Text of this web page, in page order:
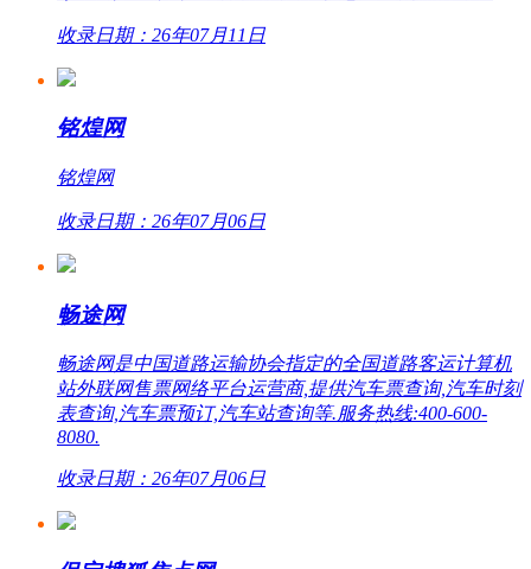
收录日期：26年07月11日
铭煌网
铭煌网
收录日期：26年07月06日
畅途网
畅途网是中国道路运输协会指定的全国道路客运计算机
站外联网售票网络平台运营商,提供汽车票查询,汽车时刻
表查询,汽车票预订,汽车站查询等.服务热线:400-600-
8080.
收录日期：26年07月06日